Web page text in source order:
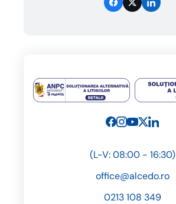
(L-V: 08:00 - 16:30)
office@alcedo.ro
0213 108 349